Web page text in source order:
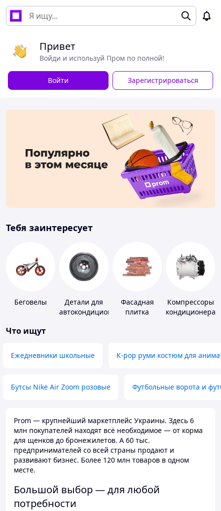
Привет
Войди и используй Пром по полной!
Войти Зарегистрироваться
Тебя заинтересует
Беговелы
Детали для
автокондиционеров
Фасадная
плитка
Компрессоры
кондиционера
Что ищут
Ежедневники школьные K-pop руми костюм для
Бутсы Nike Air Zoom розовые Футбольные ворота и
Prom — крупнейший маркетплейс Украины. Здесь 6
млн покупателей находят всё необходимое — от корма
для щенков до бронежилетов. А 60 тыс.
предпринимателей со всей страны продают и
развивают бизнес. Более 120 млн товаров в одном
месте.
Большой выбор — для любой
потребности